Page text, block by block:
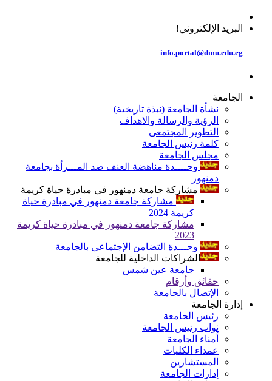
البريد الإلكتروني!
info.portal@dmu.edu.eg
الجامعة
نشأة الجامعة (نبذة تاريخية)
الرؤية والرسالة والاهداف
التطوير المجتمعى
كلمة رئيس الجامعة
مجلس الجامعة
وحــــدة مناهضة العنف ضد المـــرأة بجامعة
دمنهور
مشاركة جامعة دمنهور في مبادرة حياة كريمة
مشاركة جامعة دمنهور في مبادرة حياة
كريمة 2024
مشاركة جامعة دمنهور في مبادرة حياة كريمة
2023
وحـــدة التضامن الإجتماعى بالجامعة
الشراكات الداخلية للجامعة
جامعة عين شمس
حقائق وأرقام
الإتصال بالجامعة
إدارة الجامعة
رئيس الجامعة
نواب رئيس الجامعة
أمناء الجامعة
عمداء الكليات
المستشارين
إدارات الجامعة